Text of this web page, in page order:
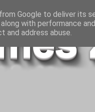
Google to deliver its
with performance
address abuse.